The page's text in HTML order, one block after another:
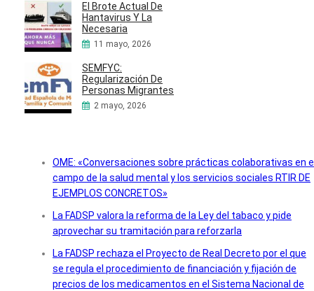
El Brote Actual De
Hantavirus Y La
Necesaria
11 mayo, 2026
SEMFYC:
Regularización De
Personas Migrantes
2 mayo, 2026
OME: «Conversaciones sobre prácticas colaborativas en
campo de la salud mental y los servicios sociales RTIR DE
EJEMPLOS CONCRETOS»
La FADSP valora la reforma de la Ley del tabaco y pide
aprovechar su tramitación para reforzarla
La FADSP rechaza el Proyecto de Real Decreto por el que
se regula el procedimiento de financiación y fijación de
precios de los medicamentos en el Sistema Nacional de